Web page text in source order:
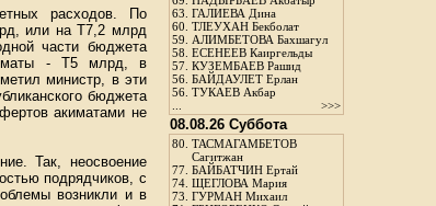
расходов. По
или на Т7,2 млрд
части бюджета
- Т5 млрд, в
министр, в эти
бюджета
акиматами не
Так, неосвоение
подрядчиков, с
возникли и в
63. ГАЛИЕВА Дина
60. ТЛЕУХАН Бекболат
59. АЛИМБЕТОВА Бахшагул
58. ЕСЕНЕЕВ Каиргельды
57. КУЗЕМБАЕВ Рашид
56. БАЙДАУЛЕТ Ерлан
56. ТУКАЕВ Акбар
>>>
08.08.26 Суббота
80. ТАСМАГАМБЕТОВ
Сагитжан
77. БАЙБАТЧИН Ертай
74. ЩЕГЛОВА Мария
73. ГУРМАН Михаил